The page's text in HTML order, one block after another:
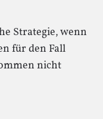
Strategie, wenn
für den Fall
nicht